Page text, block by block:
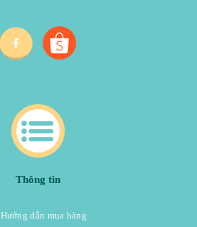
Thông tin
Hướng dẫn mua hàng